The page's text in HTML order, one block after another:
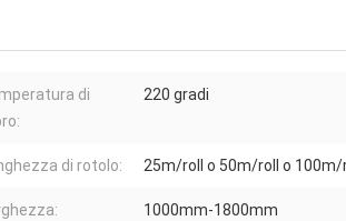
di
220 gradi
di rotolo: 25m/roll o 50m/roll o 100m/
1000mm-1800mm